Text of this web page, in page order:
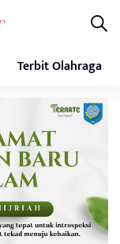
Terbit Olahraga